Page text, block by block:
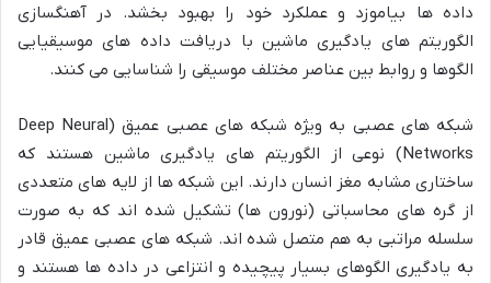
داده ها بیاموزد و عملکرد خود را بهبود بخشد. در آهنگسازی
الگوریتم های یادگیری ماشین با دریافت داده های موسیقیایی
الگوها و روابط بین عناصر مختلف موسیقی را شناسایی می کنند.
شبکه های عصبی به ویژه شبکه های عصبی عمیق (Deep Neural
Networks) نوعی از الگوریتم های یادگیری ماشین هستند که
ساختاری مشابه مغز انسان دارند. این شبکه ها از لایه های متعددی
از گره های محاسباتی (نورون ها) تشکیل شده اند که به صورت
سلسله مراتبی به هم متصل شده اند. شبکه های عصبی عمیق قادر
به یادگیری الگوهای بسیار پیچیده و انتزاعی در داده ها هستند و